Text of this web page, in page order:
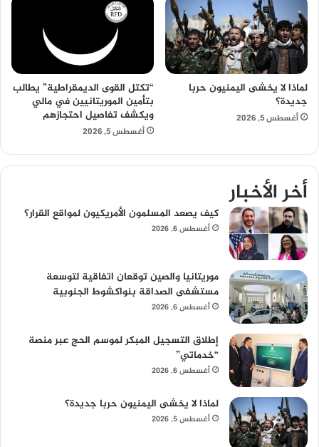
لماذا لا يخشى اليمنيون حربا
جديدة؟
أغسطس 5, 2026
“تكتل القوى الديمقراطية” يطالب
بتأمين الموريتانيين في مالي
ويكشف تفاصيل احتجازهم
أغسطس 5, 2026
أخر الأخبار
كيف يصعد المسلمون الأمريكيون لمواقع القرار؟
أغسطس 6, 2026
موريتانيا والصين توقعان اتفاقية لتوسعة
مستشفى الصداقة بنواكشوط الجنوبية
أغسطس 6, 2026
إطلاق التسجيل المبكر لموسم الحج عبر منصة
“خدماتي”
أغسطس 6, 2026
لماذا لا يخشى اليمنيون حربا جديدة؟
أغسطس 5, 2026